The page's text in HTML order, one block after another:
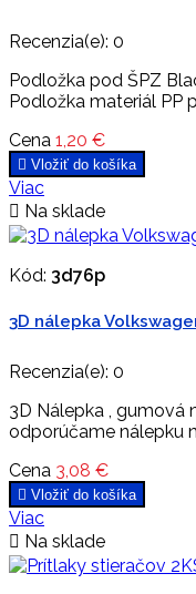
Recenzia(e): 0
Podložka pod ŠPZ
Podložka materiál PP
Cena 1,20 €
 Vložiť do košíka
Viac
 Na sklade
Kód: 3d76p
3D nálepka
Recenzia(e): 0
3D Nálepka , gumová
odporúčame nálepku
Cena 3,08 €
 Vložiť do košíka
Viac
 Na sklade